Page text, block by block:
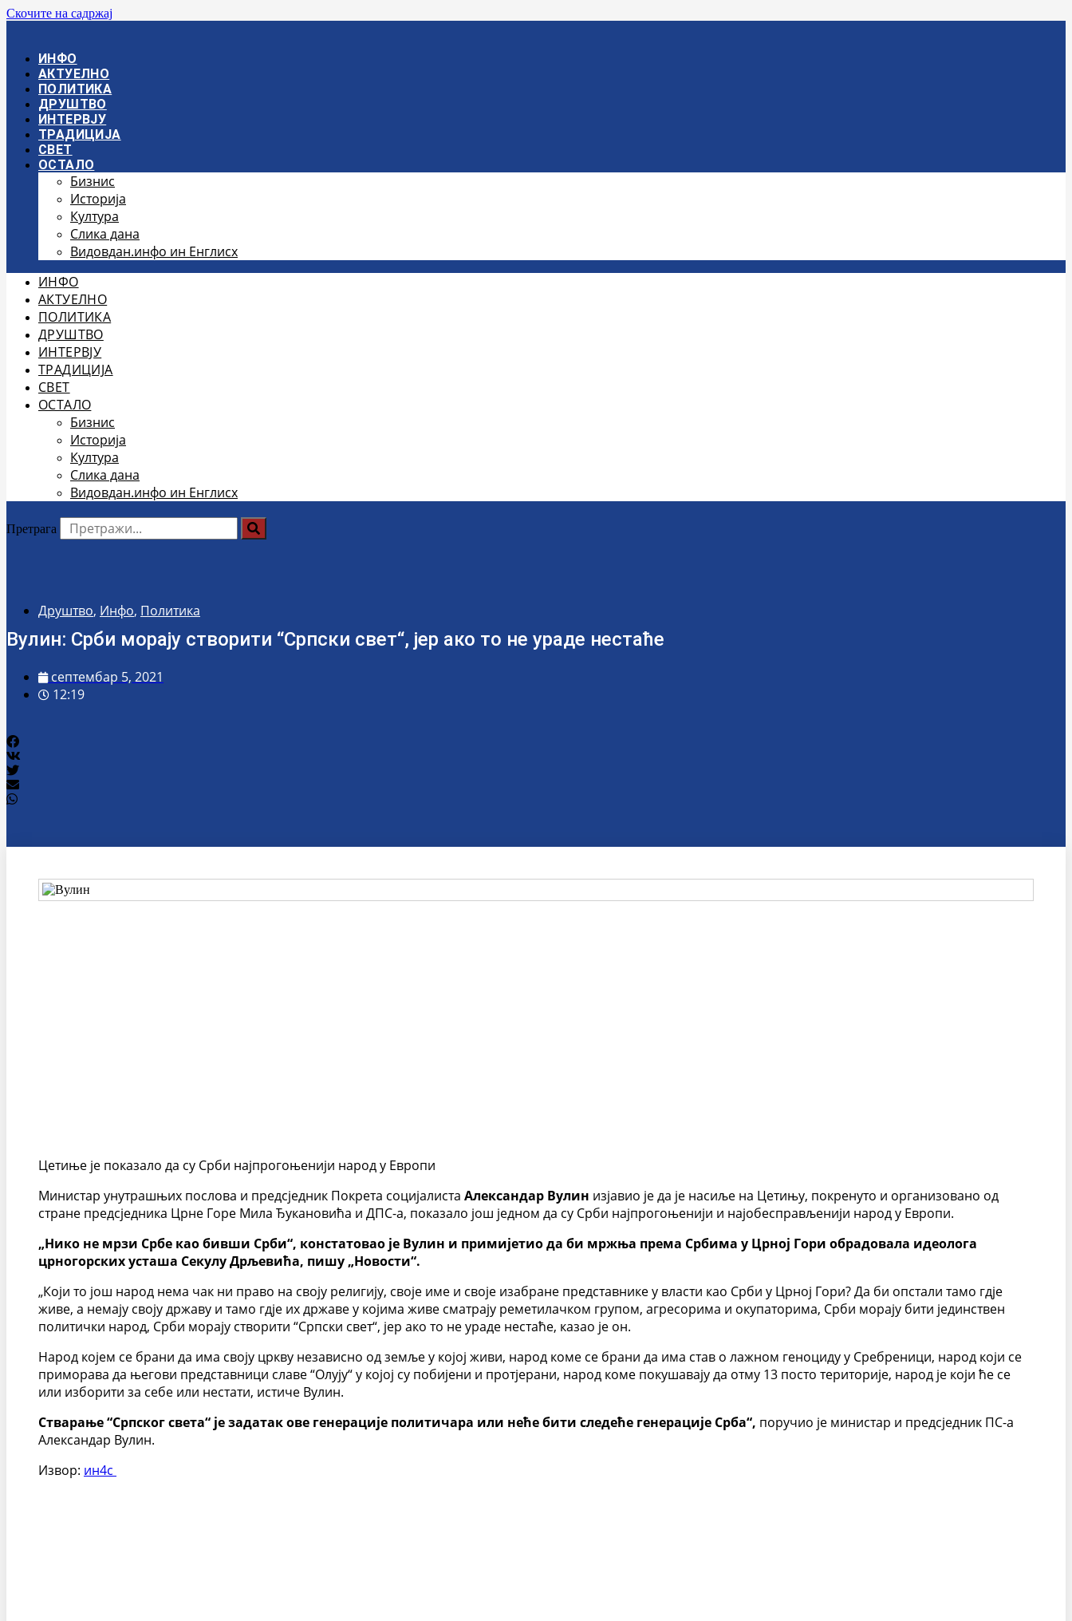
Скочите на садржај
ИНФО
АКТУЕЛНО
ПОЛИТИКА
ДРУШТВО
ИНТЕРВЈУ
ТРАДИЦИЈА
СВЕТ
ОСТАЛО
Бизнис
Историја
Култура
Слика дана
Видовдан.инфо ин Енглисх
ИНФО
АКТУЕЛНО
ПОЛИТИКА
ДРУШТВО
ИНТЕРВЈУ
ТРАДИЦИЈА
СВЕТ
ОСТАЛО
Бизнис
Историја
Култура
Слика дана
Видовдан.инфо ин Енглисх
Претрага
Друштво, Инфо, Политика
Вулин: Срби морају створити “Српски свет“, јер ако то не ураде нестаће
септембар 5, 2021
12:19
Цетиње је показало да су Срби најпрогоњенији народ у Европи
Министар унутрашњих послова и предсједник Покрета социјалиста Александар Вулин изјавио је да је насиље на Цетињу, покренуто и организовано од
стране предсједника Црне Горе Мила Ђукановића и ДПС-а, показало још једном да су Срби најпрогоњенији и најобесправљенији народ у Европи.
„Нико не мрзи Србе као бивши Срби“, констатовао је Вулин и примијетио да би мржња према Србима у Црној Гори обрадовала идеолога
црногорских усташа Секулу Дрљевића, пишу „Новости“.
„Који то још народ нема чак ни право на своју религију, своје име и своје изабране представнике у власти као Срби у Црној Гори? Да би опстали тамо гдје
живе, а немају своју државу и тамо гдје их државе у којима живе сматрају реметилачком групом, агресорима и окупаторима, Срби морају бити јединствен
политички народ, Срби морају створити “Српски свет“, јер ако то не ураде нестаће, казао је он.
Народ којем се брани да има своју цркву независно од земље у којој живи, народ коме се брани да има став о лажном геноциду у Сребреници, народ који се
приморава да његови представници славе “Олују“ у којој су побијени и протјерани, народ коме покушавају да отму 13 посто територије, народ је који ће се
или изборити за себе или нестати, истиче Вулин.
Стварање “Српског света“ је задатак ове генерације политичара или неће бити следеће генерације Срба“, поручио је министар и предсједник ПС-а
Александар Вулин.
Извор: ин4с